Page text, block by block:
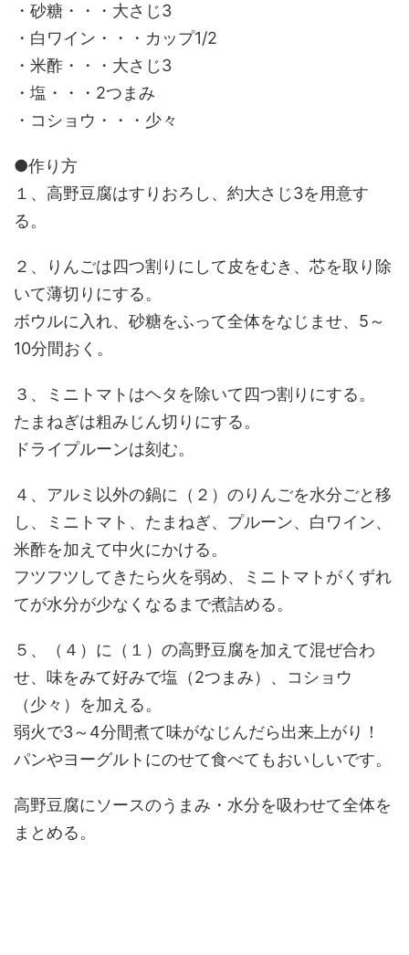
・砂糖・・・大さじ3
・白ワイン・・・カップ1/2
・米酢・・・大さじ3
・塩・・・2つまみ
・コショウ・・・少々
●作り方
１、高野豆腐はすりおろし、約大さじ3を用意す
る。
２、りんごは四つ割りにして皮をむき、芯を取り除
いて薄切りにする。
ボウルに入れ、砂糖をふって全体をなじませ、5～
10分間おく。
３、ミニトマトはヘタを除いて四つ割りにする。
たまねぎは粗みじん切りにする。
ドライプルーンは刻む。
４、アルミ以外の鍋に（２）のりんごを水分ごと移
し、ミニトマト、たまねぎ、プルーン、白ワイン、
米酢を加えて中火にかける。
フツフツしてきたら火を弱め、ミニトマトがくずれ
てが水分が少なくなるまで煮詰める。
５、（４）に（１）の高野豆腐を加えて混ぜ合わ
せ、味をみて好みで塩（2つまみ）、コショウ
（少々）を加える。
弱火で3～4分間煮て味がなじんだら出来上がり！
パンやヨーグルトにのせて食べてもおいしいです。
高野豆腐にソースのうまみ・水分を吸わせて全体を
まとめる。